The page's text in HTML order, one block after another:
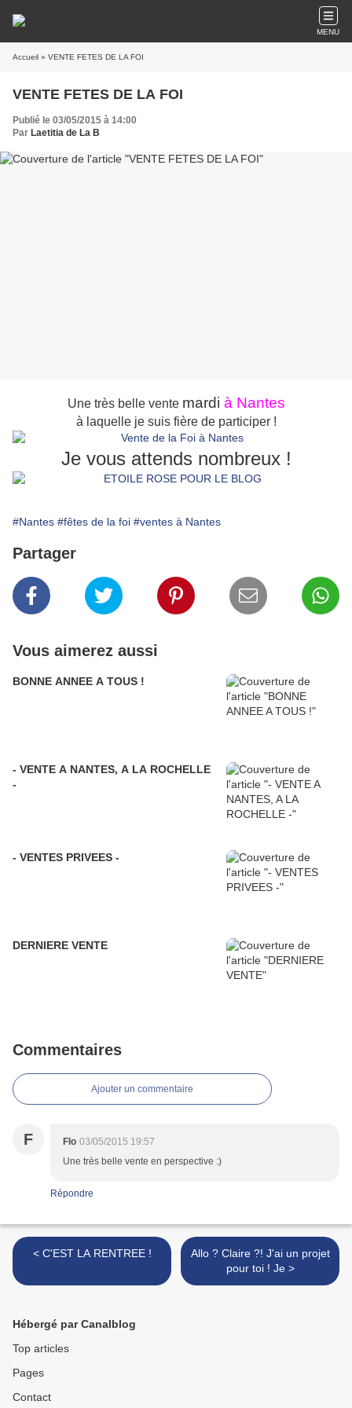
MENU
Accueil » VENTE FETES DE LA FOI
VENTE FETES DE LA FOI
Publié le 03/05/2015 à 14:00
Par Laetitia de La B
Une très belle vente mardi à Nantes
à laquelle je suis fière de participer !
Je vous attends nombreux !
#Nantes #fêtes de la foi #ventes à Nantes
Partager
Vous aimerez aussi
BONNE ANNEE A TOUS !
- VENTE A NANTES, A LA ROCHELLE
-
- VENTES PRIVEES -
DERNIERE VENTE
Commentaires
Ajouter un commentaire
F Flo 03/05/2015 19:57
Une très belle vente en perspective :)
Répondre
< C'EST LA RENTREE !
Allo ? Claire ?! J'ai un projet
pour toi ! Je >
Hébergé par Canalblog
Top articles
Pages
Contact